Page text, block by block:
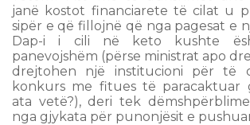
janë kostot financiarete të cilat u
sipër e që fillojnë që nga pagesat e
Dap-i i cili në keto kushte
panevojshëm (përse ministrat apo
drejtohen një institucioni për të
konkurs me fitues të paracaktuar
ata vetë?), deri tek
nga gjykata për punonjësit e